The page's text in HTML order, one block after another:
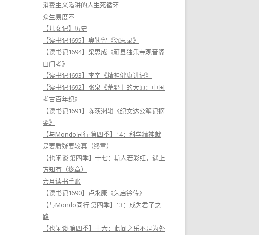
消费主义陷阱的人生死循环
众生易度不
【儿女记】历史
【读书记1695】奥勒留《沉思录》
【读书记1694】梁思成《蓟县独乐寺观音阁
山门考》
【读书记1693】李辛《精神健康讲记》
【读书记1692】张泉《荒野上的大师：中国
考古百年纪》
【读书记1691】陈荻洲辑《纪文达公笔记摘
要》
【与Mondo同行·第四季】14：科学精神就
是要质疑要较真（终章）
【也闲谈·第四季】十七：斯人若彩虹，遇上
方知有（终章）
六月读书手账
【读书记1690】卢永康《朱启钤传》
【与Mondo同行·第四季】13：成为君子之
路
【也闲谈·第四季】十六：此间之乐不足为外